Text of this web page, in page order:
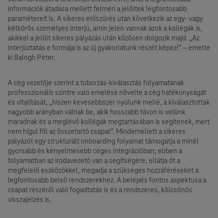
információk átadása mellett felméri a jelöltek legfontosabb
paramétereit is. A sikeres előszűrés után következik az egy- vagy
kétkörös személyes interjú, amin jelen vannak azok a kollégák is,
akikkel a jelölt sikeres pályázás után közösen dolgozik majd. „Az
interjúztatás e formája is az új gyakorlatunk részét képezi” – emelte
ki Balogh Péter.
A cég vezetője szerint a toborzás-kiválasztás folyamatának
professzionális szintre való emelése növelte a cég hatékonyságát
és vitalitását, „hiszen kevesebbszer nyúlunk mellé, a kiválasztottak
nagyobb arányban válnak be, akik hosszabb távon is velünk
maradnak és a meglévő kollégák megtartásában is segítenek, mert
nem hígul föl az összetartó csapat”. Mindemellett a sikeres
pályázót egy strukturált onboarding folyamat támogatja a minél
gyorsabb és kényelmesebb céges integrációban; ebben a
folyamatban az irodavezető van a segítségére, ellátja őt a
megfelelő eszközökkel, megadja a szükséges hozzáféréseket a
legfontosabb belső rendszerekhez. A belépés fontos aspektusa a
csapat részéről való fogadtatás is és a rendszeres, kölcsönös
visszajelzés is.